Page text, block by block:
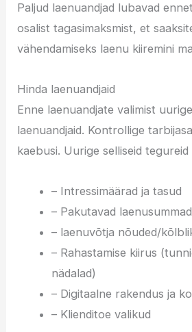
Paljud laenuandjad lubavad
osalist tagasimaksmist, et
vähendamiseks laenu kiiremini
Hinda laenuandjaid
Enne laenuandjate valimist
laenuandjaid. Kontrollige
kaebusi. Uurige selliseid tegureid
– Intressimäärad ja tasud
– Pakutavad
– laenuvõtja nõuded/
– Rahastamise kiirus
nädalad)
– Digitaalne rakendus ja
– Klienditoe valikud